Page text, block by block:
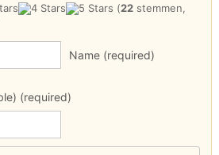
(22 stemmen,
Name (required)
(required)